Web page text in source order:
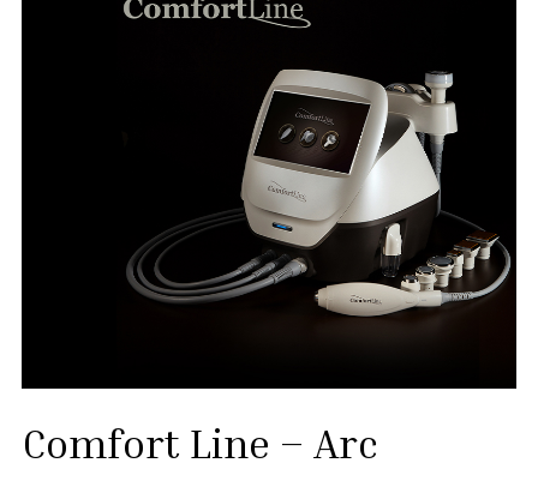
Comfort Line – Arc